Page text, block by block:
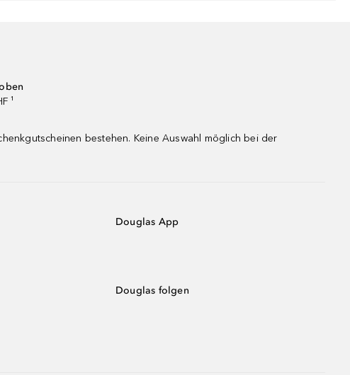
¹
bestehen. Keine Auswahl möglich bei der
Douglas App
Douglas folgen